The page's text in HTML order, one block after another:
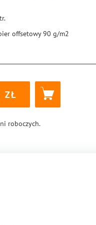
offsetowy 90 g/m2
83-288-0777-8
roboczych.